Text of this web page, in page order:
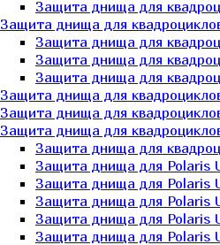
Защита днища для
Защита днища для
Защита днища для
Защита днища для
Защита днища для
Защита днища для
Защита днища для
Защита днища для
Защита днища для
Защита днища для Polaris
Защита днища для Polaris
Защита днища для Polaris
Защита днища для Polaris
Защита днища для Polaris